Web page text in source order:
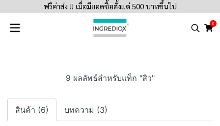
ฟรีค่าส่ง !! เมื่อมียอดซื้อตั้งแต่ 500 บาทขึ้นไป
0
9 ผลลัพธ์สำหรับแท็ก "สิว"
สินค้า (6) บทความ (3)